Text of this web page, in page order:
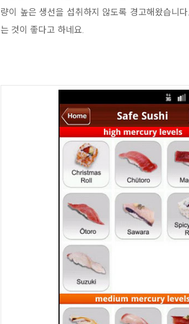
량이 높은 생선을 섭취하지 않도록 경고해왔습니
는 것이 좋다고 하네요.